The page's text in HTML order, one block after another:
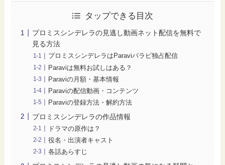
タップできる目次
プロミスシンデレラの見逃し動画ネット配信を無料で
見る方法
プロミスシンデレラはParaviパラビ独占配信
Paraviは無料お試しはある？
Paraviの月額・基本情報
Paraviの配信動画・コンテンツ
Paraviの登録方法・解約方法
プロミスシンデレラの作品情報
ドラマの原作は？
役名・出演者キャスト
各話あらすじ